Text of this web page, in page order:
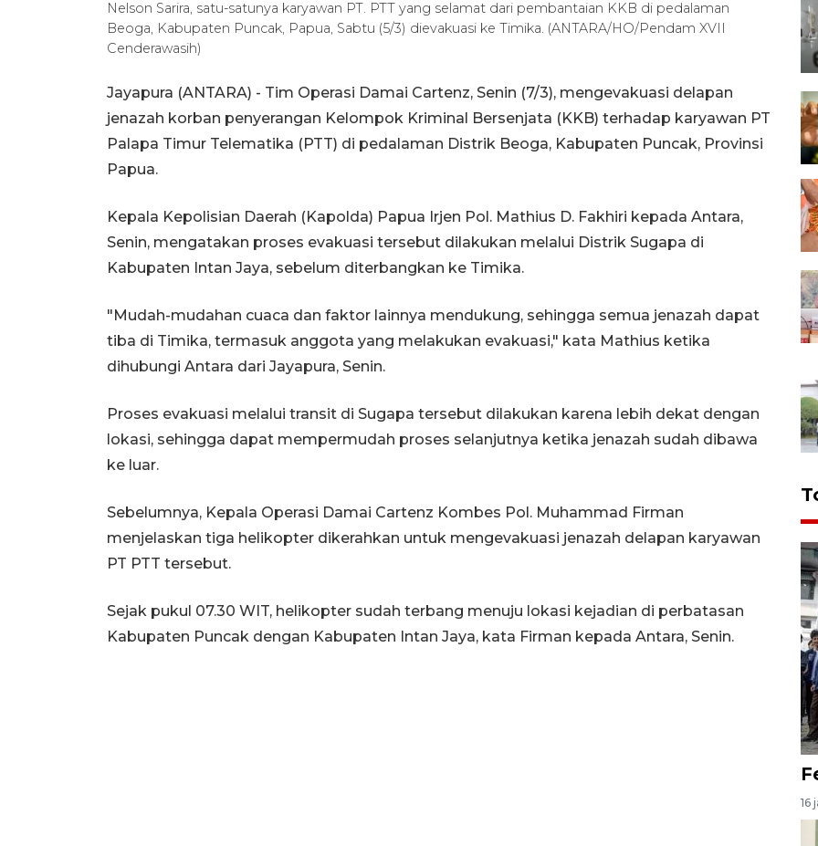
Nelson Sarira, satu-satunya karyawan PT. PTT yang selamat dari pembantaian KKB di pedalaman
Beoga, Kabupaten Puncak, Papua, Sabtu (5/3) dievakuasi ke Timika. (ANTARA/HO/Pendam XVII
Cenderawasih)
Jayapura (ANTARA) - Tim Operasi Damai Cartenz, Senin (7/3), mengevakuasi delapan
jenazah korban penyerangan Kelompok Kriminal Bersenjata (KKB) terhadap karyawan PT
Palapa Timur Telematika (PTT) di pedalaman Distrik Beoga, Kabupaten Puncak, Provinsi
Papua.
Kepala Kepolisian Daerah (Kapolda) Papua Irjen Pol. Mathius D. Fakhiri kepada Antara,
Senin, mengatakan proses evakuasi tersebut dilakukan melalui Distrik Sugapa di
Kabupaten Intan Jaya, sebelum diterbangkan ke Timika.
"Mudah-mudahan cuaca dan faktor lainnya mendukung, sehingga semua jenazah dapat
tiba di Timika, termasuk anggota yang melakukan evakuasi," kata Mathius ketika
dihubungi Antara dari Jayapura, Senin.
Proses evakuasi melalui transit di Sugapa tersebut dilakukan karena lebih dekat dengan
lokasi, sehingga dapat mempermudah proses selanjutnya ketika jenazah sudah dibawa
ke luar.
Sebelumnya, Kepala Operasi Damai Cartenz Kombes Pol. Muhammad Firman
menjelaskan tiga helikopter dikerahkan untuk mengevakuasi jenazah delapan karyawan
PT PTT tersebut.
Sejak pukul 07.30 WIT, helikopter sudah terbang menuju lokasi kejadian di perbatasan
Kabupaten Puncak dengan Kabupaten Intan Jaya, kata Firman kepada Antara, Senin.
16